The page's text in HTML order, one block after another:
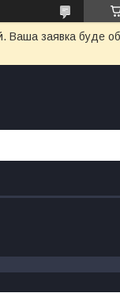
Ваша заявка буде